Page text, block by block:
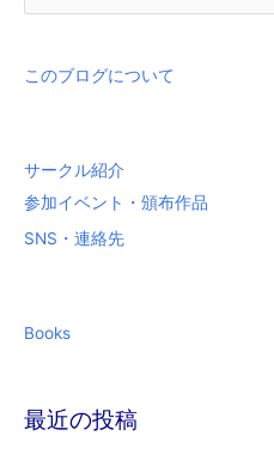
象
このブログについて
サークル紹介
参加イベント・頒布作品
SNS・連絡先
Books
最近の投稿